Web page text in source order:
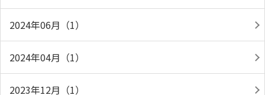
2024年06月（1）
2024年04月（1）
2023年12月（1）